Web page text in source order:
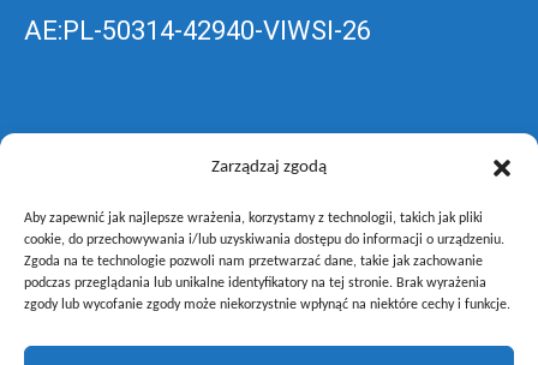
Zarządzaj zgodą
Aby zapewnić jak najlepsze wrażenia, korzystamy z technologii, takich jak pliki
cookie, do przechowywania i/lub uzyskiwania dostępu do informacji o urządzeniu.
Zgoda na te technologie pozwoli nam przetwarzać dane, takie jak zachowanie
podczas przeglądania lub unikalne identyfikatory na tej stronie. Brak wyrażenia
zgody lub wycofanie zgody może niekorzystnie wpłynąć na niektóre cechy i funkcje.
AE:PL-50314-42940-VIWSI-26
Skrzynka EPUAP: ZespolLowicz
wyślij pismo ogólne do szkoły –poprzez
gov.pl